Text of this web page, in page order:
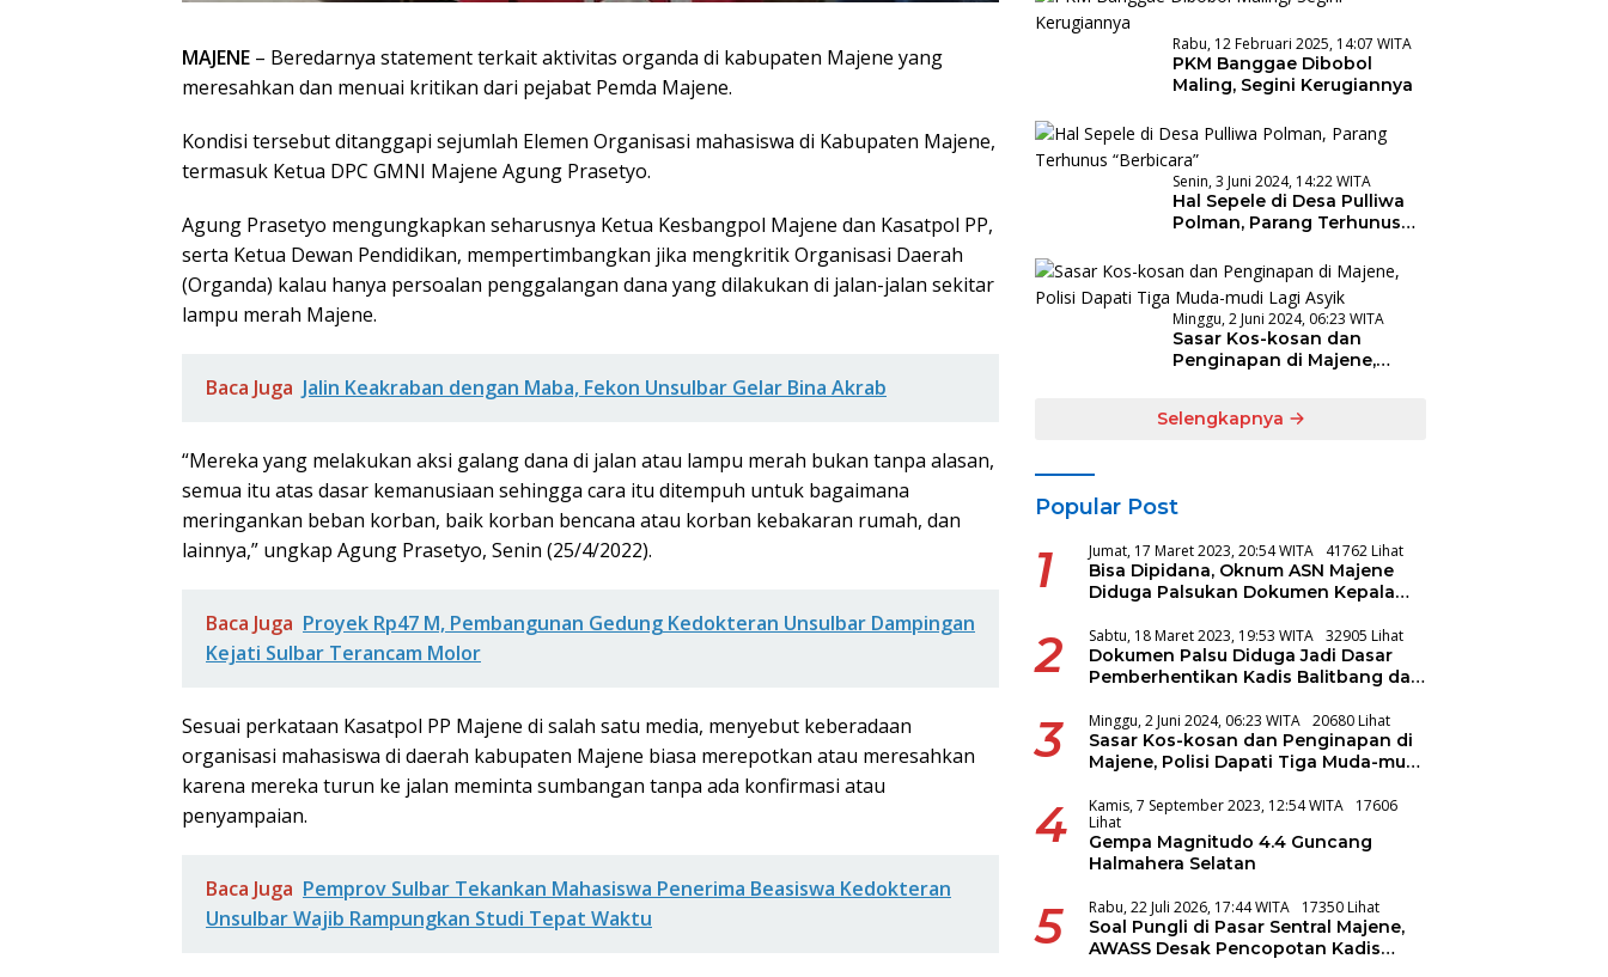
MAJENE – Beredarnya statement terkait aktivitas organda di kabupaten Majene yang
meresahkan dan menuai kritikan dari pejabat Pemda Majene.
Kondisi tersebut ditanggapi sejumlah Elemen Organisasi mahasiswa di Kabupaten Majene,
termasuk Ketua DPC GMNI Majene Agung Prasetyo.
Agung Prasetyo mengungkapkan seharusnya Ketua Kesbangpol Majene dan Kasatpol PP,
serta Ketua Dewan Pendidikan, mempertimbangkan jika mengkritik Organisasi Daerah
(Organda) kalau hanya persoalan penggalangan dana yang dilakukan di jalan-jalan sekitar
lampu merah Majene.
Baca Juga Jalin Keakraban dengan Maba, Fekon Unsulbar Gelar Bina Akrab
“Mereka yang melakukan aksi galang dana di jalan atau lampu merah bukan tanpa alasan,
semua itu atas dasar kemanusiaan sehingga cara itu ditempuh untuk bagaimana
meringankan beban korban, baik korban bencana atau korban kebakaran rumah, dan
lainnya,” ungkap Agung Prasetyo, Senin (25/4/2022).
Baca Juga Proyek Rp47 M, Pembangunan Gedung Kedokteran Unsulbar Dampingan
Kejati Sulbar Terancam Molor
Sesuai perkataan Kasatpol PP Majene di salah satu media, menyebut keberadaan
organisasi mahasiswa di daerah kabupaten Majene biasa merepotkan atau meresahkan
karena mereka turun ke jalan meminta sumbangan tanpa ada konfirmasi atau
penyampaian.
Baca Juga Pemprov Sulbar Tekankan Mahasiswa Penerima Beasiswa Kedokteran
Unsulbar Wajib Rampungkan Studi Tepat Waktu
Rabu, 12 Februari 2025, 14:07 WITA
PKM Banggae Dibobol
Maling, Segini Kerugiannya
Senin, 3 Juni 2024, 14:22 WITA
Hal Sepele di Desa Pulliwa
Polman, Parang Terhunus
Minggu, 2 Juni 2024, 06:23 WITA
Sasar Kos-kosan dan
Penginapan di Majene,
Selengkapnya
Popular Post
1 Jumat, 17 Maret 2023, 20:54 WITA 41762 Lihat
Bisa Dipidana, Oknum ASN Majene
Diduga Palsukan Dokumen Kepala
2 Sabtu, 18 Maret 2023, 19:53 WITA 32905 Lihat
Dokumen Palsu Diduga Jadi Dasar
Pemberhentikan Kadis Balitbang dan
3 Minggu, 2 Juni 2024, 06:23 WITA 20680 Lihat
Sasar Kos-kosan dan Penginapan di
Majene, Polisi Dapati Tiga Muda-mudi
4 Kamis, 7 September 2023, 12:54 WITA
17606
Lihat
Gempa Magnitudo 4.4 Guncang
Halmahera Selatan
5 Rabu, 22 Juli 2026, 17:44 WITA 17350 Lihat
Soal Pungli di Pasar Sentral Majene,
AWASS Desak Pencopotan Kadis